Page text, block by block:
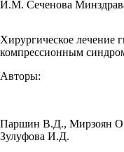
И.М. Сеченова
Хирургическое лечение
компрессионным
Авторы:
Паршин В.Д., Мирзоян
Зулуфова И.Д.